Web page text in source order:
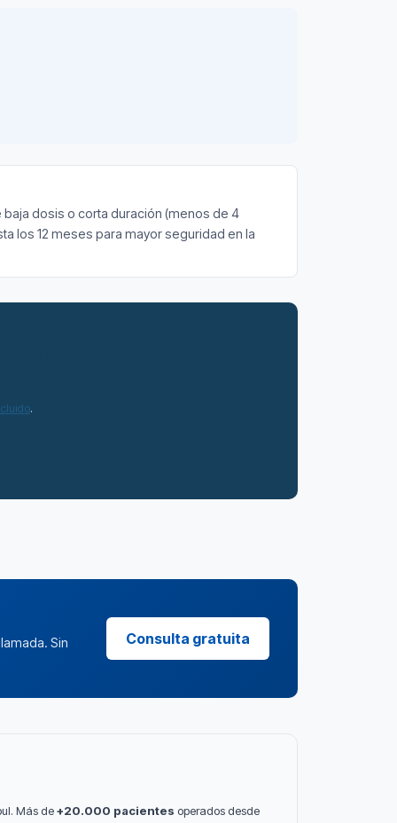
dosis o corta duración (menos de 4
los 12 meses para mayor seguridad en la
.
Sin Consulta gratuita
Más de+20.000 pacientes operados desde